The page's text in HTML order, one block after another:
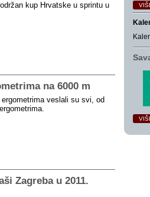
kup Hrvatske u sprintu u
na 6000 m
veslali su svi, od
Zagreba u 2011.